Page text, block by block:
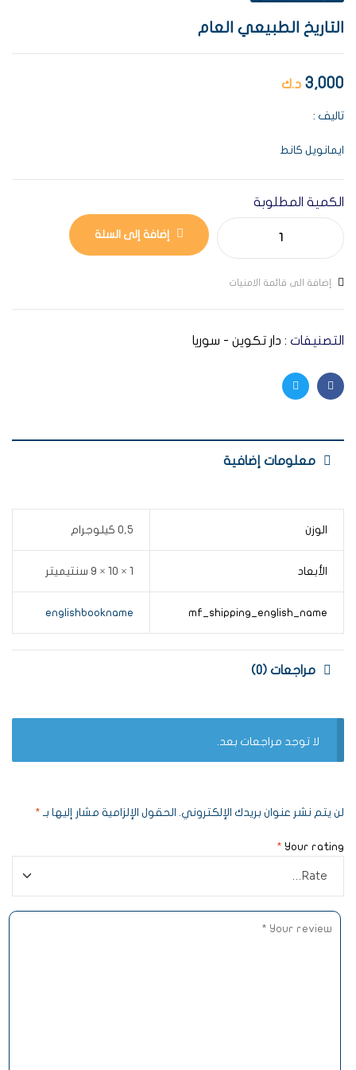
التاريخ الطبيعي العام
3,000 د.ك
تاليف :
ايمانويل كانط
الكمية المطلوبة
إضافة إلى السلة
إضافة الى قائمة الامنيات
التصنيفات : دار تكوين - سوريا
Facebook
Twitter
معلومات إضافية
الوزن 0,5 كيلوجرام
الأبعاد 1 × 10 × 9 سنتيميتر
mf_shipping_english_name
englishbookname
مراجعات (0)
لا توجد مراجعات بعد.
لن يتم نشر عنوان بريدك الإلكتروني. الحقول الإلزامية مشار إليها بـ *
Your rating
*